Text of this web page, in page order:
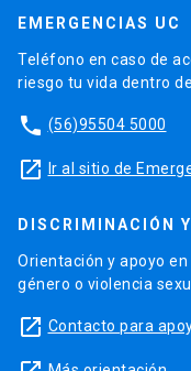
EMERGENCIAS UC
Teléfono en caso de
riesgo tu vida dentro
phone (56)95504 5000
launch Ir al sitio de
DISCRIMINACIÓN
Orientación y apoyo
género o violencia
launch Contacto para